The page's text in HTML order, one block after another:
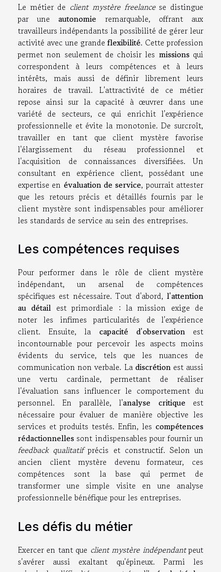
Le métier de client mystère freelancese distingue
par une autonomie remarquable, offrant aux
travailleurs indépendants la possibilité de gérer leur
activité avec une grandeflexibilité. Cette profession
permet non seulement de choisir les missionsqui
correspondent à leurs compétences et à leurs
intérêts, mais aussi de définir librement leurs
horaires de travail. L'attractivité de ce métier
repose ainsi sur la capacité à œuvrer dans une
variété de secteurs, ce qui enrichit l'expérience
professionnelle et évite la monotonie. De surcroît,
travailler en tant que client mystère favorise
l'élargissement du réseau professionnel et
l'acquisition de connaissances diversifiées. Un
consultant en expérience client, possédant une
expertise en évaluation de service, pourrait attester
que les retours précis et détaillés fournis par le
client mystère sont indispensables pour améliorer
les standards de service au sein des entreprises.
Les compétences requises
Pour performer dans le rôle de client mystère
indépendant, un arsenal de compétences
spécifiques est nécessaire. Tout d'abord, l'attention
au détail est primordiale : la mission exige de
noter les infimes particularités de l'expérience
client. Ensuite, la capacité d'observationest
incontournable pour percevoir les aspects moins
évidents du service, tels que les nuances de
communication non verbale. La discrétionest aussi
une vertu cardinale, permettant de réaliser
l'évaluation sans influencer le comportement du
personnel. En parallèle, l'analyse critique est
nécessaire pour évaluer de manière objective les
services et produits testés. Enfin, les compétences
rédactionnelles sont indispensables pour fournir un
feedback qualitatifprécis et constructif. Selon un
ancien client mystère devenu formateur, ces
compétences sont la base qui permet de
transformer une simple visite en une analyse
professionnelle bénéfique pour les entreprises.
Les défis du métier
Exercer en tant que client mystère indépendantpeut
s'avérer aussi exaltant qu'épineux. Parmi les